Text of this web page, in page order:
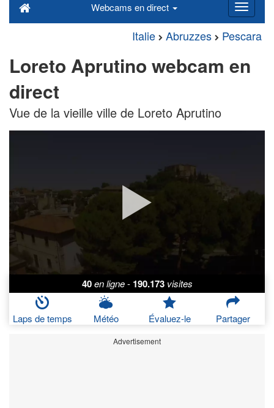
Webcams en direct
Italie Abruzzes Pescara
Loreto Aprutino webcam en
direct
Vue de la vieille ville de Loreto Aprutino
40 en ligne - 190.173 visites
Laps de temps Météo Évaluez-le Partager
Advertisement